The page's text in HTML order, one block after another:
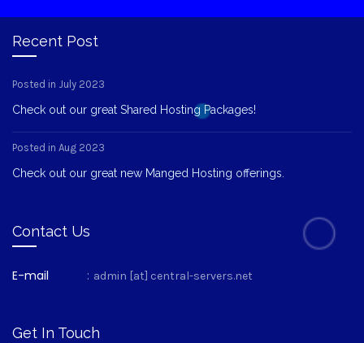
Recent Post
Posted in July 2023
Check out our great Shared Hosting Packages!
Posted in Aug 2023
Check out our great new Manged Hosting offerings.
Contact Us
E-mail : admin [at] central-servers.net
Get In Touch